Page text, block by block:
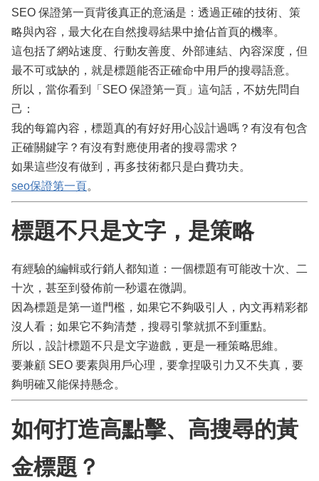
SEO 保證第一頁背後真正的意涵是：透過正確的技術、策
略與內容，最大化在自然搜尋結果中搶佔首頁的機率。
這包括了網站速度、行動友善度、外部連結、內容深度，但
最不可或缺的，就是標題能否正確命中用戶的搜尋語意。
所以，當你看到「SEO 保證第一頁」這句話，不妨先問自
己：
我的每篇內容，標題真的有好好用心設計過嗎？有沒有包含
正確關鍵字？有沒有對應使用者的搜尋需求？
如果這些沒有做到，再多技術都只是白費功夫。
seo保證第一頁。
標題不只是文字，是策略
有經驗的編輯或行銷人都知道：一個標題有可能改十次、二
十次，甚至到發佈前一秒還在微調。
因為標題是第一道門檻，如果它不夠吸引人，內文再精彩都
沒人看；如果它不夠清楚，搜尋引擎就抓不到重點。
所以，設計標題不只是文字遊戲，更是一種策略思維。
要兼顧 SEO 要素與用戶心理，要拿捏吸引力又不失真，要
夠明確又能保持懸念。
如何打造高點擊、高搜尋的黃
金標題？